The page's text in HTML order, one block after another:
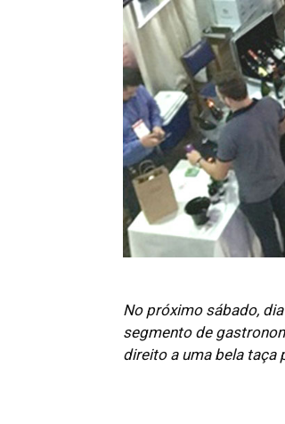
No próximo sábado,
segmento de
direito a uma bela taça